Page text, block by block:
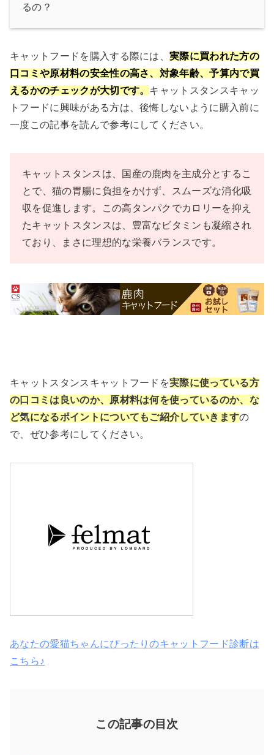
るの？
キャットフードを購入する際には、実際に買われた方の
口コミや原材料の安全性の高さ、対象年齢、予算内で買
えるかのチェックが大切です。 キャットスタンスキャッ
トフードに興味がある方は、後悔しないように購入前に
一度この記事を読んで参考にしてください。
キャットスタンスは、国産の鹿肉を主成分とするこ
とで、猫の胃腸に負担をかけず、スムーズな消化吸
収を促進します。この高タンパクでカロリーを抑え
たキャットスタンスは、豊富なビタミンも凝縮され
ており、まさに理想的な栄養バランスです。
キャットスタンスキャットフードを実際に使っている方
の口コミは良いのか、原材料は何を使っているのか、な
ど気になるポイントについてもご紹介していきますの
で、ぜひ参考にしてください。
あなたの愛猫ちゃんにぴったりのキャットフード診断は
こちら♪
この記事の目次